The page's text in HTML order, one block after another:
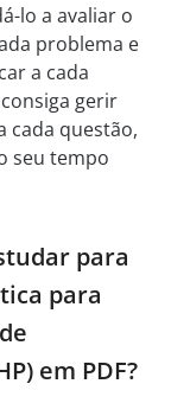
lo a avaliar o
problema e
a cada
gerir
cada questão,
seu tempo
para
para
em PDF?